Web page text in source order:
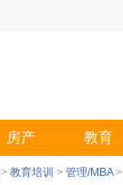
房产 教育
> 教育培训 > 管理/MBA>